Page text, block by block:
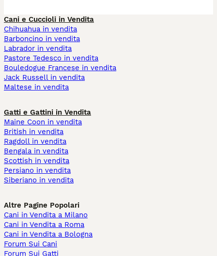
Cani e Cuccioli in Vendita
Chihuahua in vendita
Barboncino in vendita
Labrador in vendita
Pastore Tedesco in vendita
Bouledogue Francese in vendita
Jack Russell in vendita
Maltese in vendita
Gatti e Gattini in Vendita
Maine Coon in vendita
British in vendita
Ragdoll in vendita
Bengala in vendita
Scottish in vendita
Persiano in vendita
Siberiano in vendita
Altre Pagine Popolari
Cani in Vendita a Milano
Cani in Vendita a Roma
Cani in Vendita a Bologna
Forum Sui Cani
Forum Sui Gatti